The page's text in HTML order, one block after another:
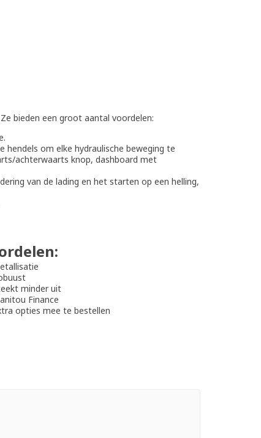
bieden een groot aantal voordelen:
om elke hydraulische beweging te
achterwaarts knop, dashboard met
van de lading en het starten op een helling,
minder uit
Finance
opties mee te bestellen